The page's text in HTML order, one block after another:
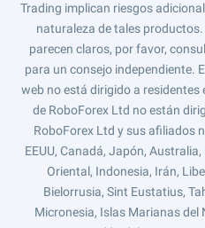
Trading implican riesgos
naturaleza de tales
parecen claros, por favor,
para un consejo independiente.
web no está dirigido a residentes
de RoboForex Ltd no están
RoboForex Ltd y sus afiliados
EEUU, Canadá, Japón,
Oriental, Indonesia, Irán,
Bielorrusia, Sint Eustatius,
Micronesia, Islas Marianas del